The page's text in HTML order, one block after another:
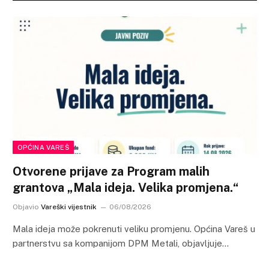
OPĆINA VAREŠ
Otvorene prijave za Program malih
grantova „Mala ideja. Velika promjena.“
Objavio Vareški vijestnik 06/08/2026
Mala ideja može pokrenuti veliku promjenu. Općina Vareš u
partnerstvu sa kompanijom DPM Metali, objavljuje…